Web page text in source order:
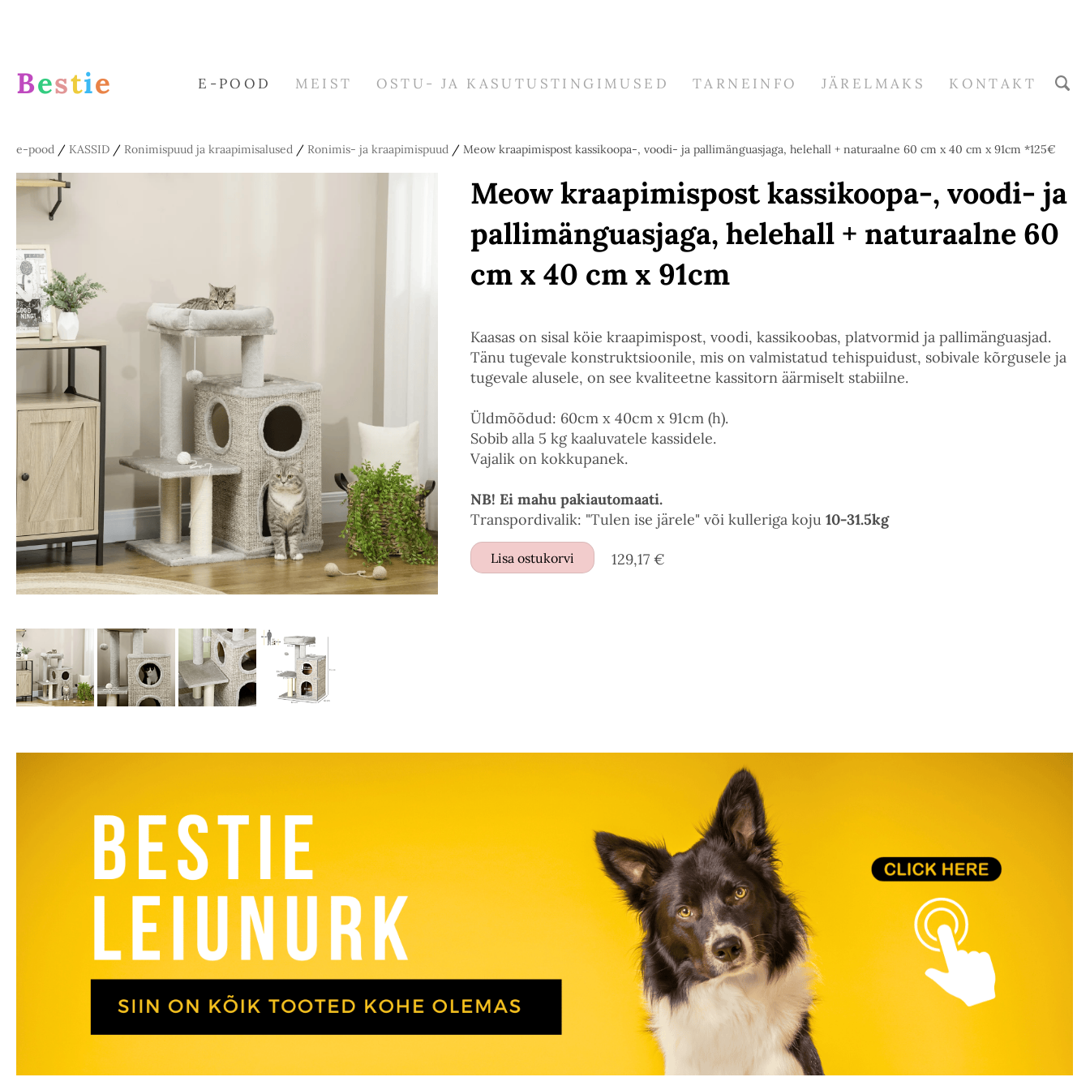
Bestie E-POOD MEIST OSTU- JA KASUTUSTINGIMUSED TARNEINFO JÄRELMAKS KONTAKT
e-pood / KASSID / Ronimispuud ja kraapimisalused / Ronimis- ja kraapimispuud / Meow kraapimispost kassikoopa-, voodi- ja pallimänguasjaga, helehall + naturaalne 60 cm x 40 cm x 91cm *125€
Meow kraapimispost kassikoopa-, voodi- ja
pallimänguasjaga, helehall + naturaalne 60
cm x 40 cm x 91cm
Kaasas on sisal köie kraapimispost, voodi, kassikoobas, platvormid ja pallimänguasjad.
Tänu tugevale konstruktsioonile, mis on valmistatud tehispuidust, sobivale kõrgusele ja
tugevale alusele, on see kvaliteetne kassitorn äärmiselt stabiilne.
Üldmõõdud: 60cm x 40cm x 91cm (h).
Sobib alla 5 kg kaaluvatele kassidele.
Vajalik on kokkupanek.
NB! Ei mahu pakiautomaati.
Transpordivalik: "Tulen ise järele" või kulleriga koju 10-31.5kg
Lisa ostukorvi 129,17 €